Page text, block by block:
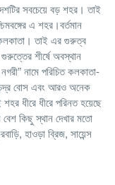
সবচেয়ে বড় শহর। তাই
এ শহর।বর্তমান
কলকাতা। তাই এর গুরুত্ব
শীর্ষে অবস্থান
নামে পরিচিত কলকাতা-
চন্দ্র বোস এবং আরও অনেক
ধীরে ধীরে পরিনত হয়েছে
বেশ কিছু স্থান দেখার মতো
হাওড়া ব্রিজ, সায়েন্স